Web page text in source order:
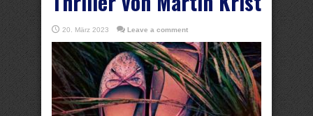
20. März 2023 Leave a comment